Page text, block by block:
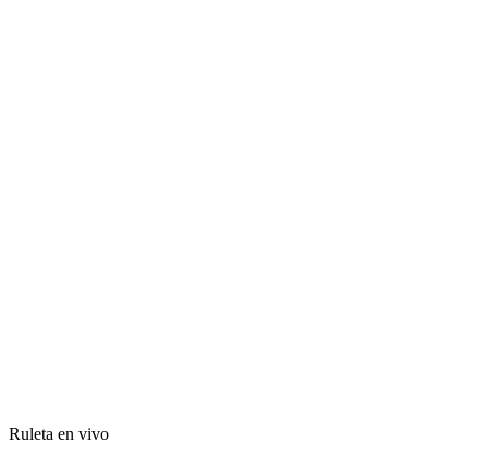
Ruleta en vivo